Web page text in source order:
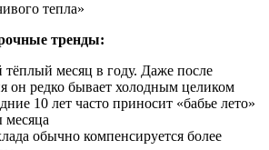
тепла»
тренды:
месяц в году. Даже после
он редко бывает холодным целиком
10 лет часто приносит «бабье лето»
месяца
обычно компенсируется более